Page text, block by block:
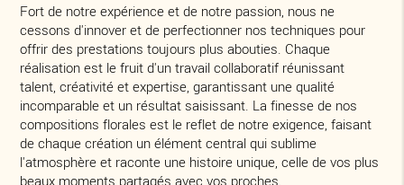
Fort de notre expérience et de notre passion, nous ne
cessons d'innover et de perfectionner nos techniques pour
offrir des prestations toujours plus abouties. Chaque
réalisation est le fruit d'un travail collaboratif réunissant
talent, créativité et expertise, garantissant une qualité
incomparable et un résultat saisissant. La finesse de nos
compositions florales est le reflet de notre exigence, faisant
de chaque création un élément central qui sublime
l'atmosphère et raconte une histoire unique, celle de vos plus
beaux moments partagés avec vos proches.